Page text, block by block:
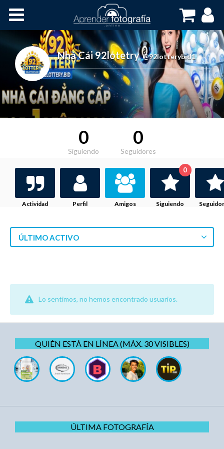
Cursos OnLine
Nhà Cái 92lotetry,@92lotterybid1
0
Siguiendo
0
Seguidores
Actividad Perfil Amigos Siguiendo
0
ÚLTIMO ACTIVO
Lo sentimos, no hemos encontrado usuarios.
QUIÉN ESTÁ EN LÍNEA (MÁX. 30 VISIBLES)
ÚLTIMA FOTOGRAFÍA